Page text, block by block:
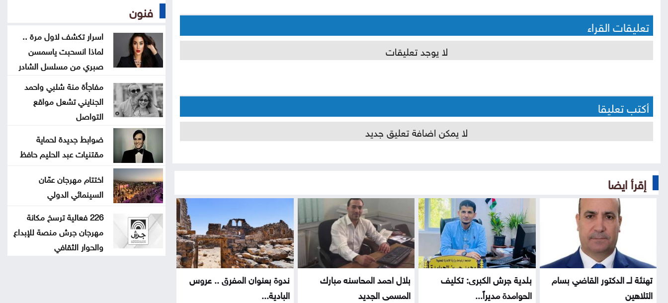
تعليقات القراء
لا يوجد تعليقات
أكتب تعليقا
لا يمكن اضافة تعليق جديد
إقرأ ايضا
تهنئة لــ الدكتور القاضي بسام
التلاهين
بلدية جرش الكبرى: تكليف
الحوامدة مديراً...
بلال احمد المحاسنه مبارك
المسمى الجديد
ندوة بعنوان المفرق .. عروس
البادية...
فنون
اسرار تكشف لاول مرة ..
لماذا انسحبت ياسمسن
صبري من مسلسل الشادر
مفاجأة منة شلبي واحمد
الجنايني تشعل مواقع
التواصل
ضوابط جديدة لحماية
مقتنيات عبد الحليم حافظ
اختتام مهرجان عمّان
السينمائي الدولي
226 فعالية ترسخ مكانة
مهرجان جرش منصة للإبداع
والحوار الثقافي